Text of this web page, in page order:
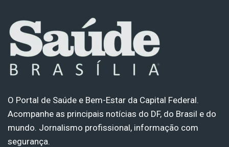
O Portal de Saúde e Bem-Estar da Capital Federal.
Acompanhe as principais notícias do DF, do Brasil e do
mundo. Jornalismo profissional, informação com
segurança.